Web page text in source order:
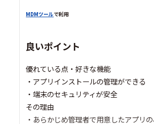
MDMツールで利用
良いポイント
優れている点・好きな機能
・アプリインストールの管理ができる
・端末のセキュリティが安全
その理由
・あらかじめ管理者で用意したアプリ